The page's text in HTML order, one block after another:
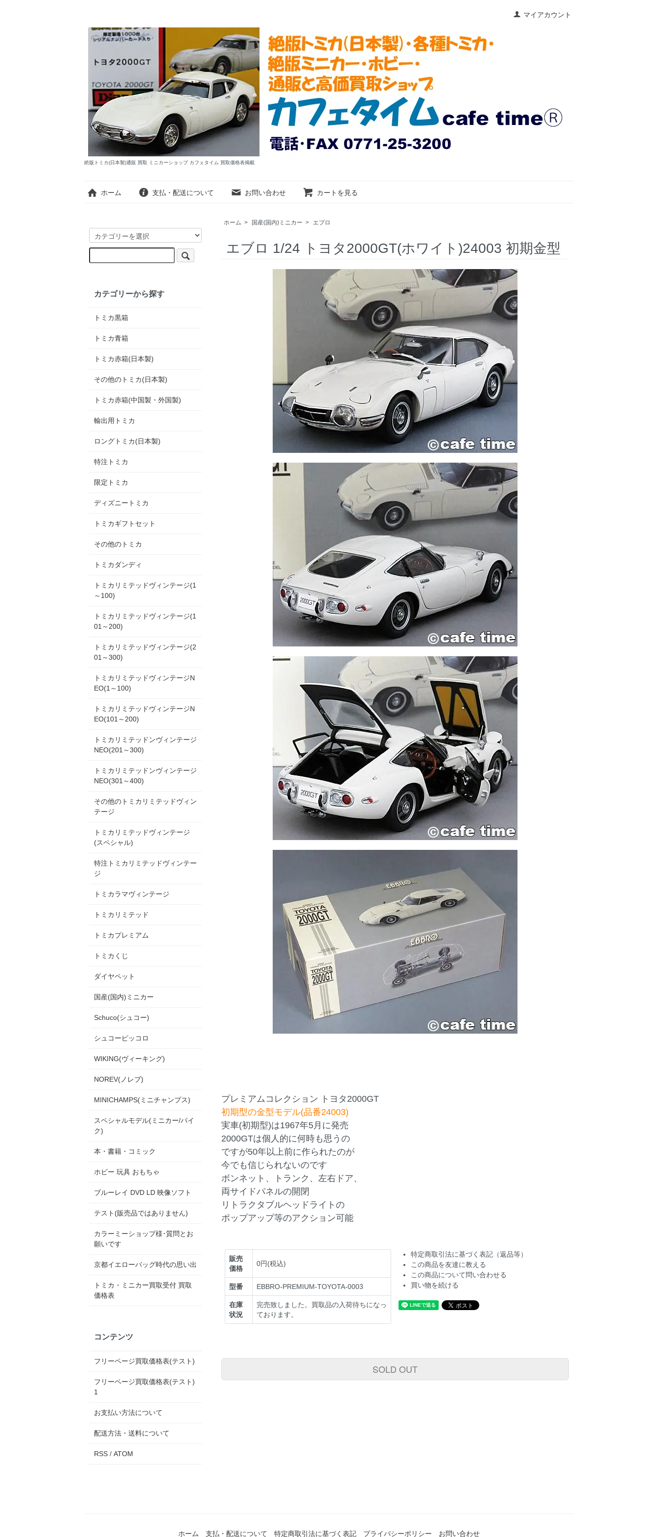
マイアカウント
絶版トミカ(日本製)通販 買取 ミニカーショップ カフェタイム 買取価格表掲載
ホーム 支払・配送について お問い合わせ カートを見る
ホーム > 国産(国内)ミニカー > エブロ
エブロ 1/24 トヨタ2000GT(ホワイト)24003 初期金型
プレミアムコレクション トヨタ2000GT
初期型の金型モデル(品番24003)
実車(初期型)は1967年5月に発売
2000GTは個人的に何時も思うの
ですが50年以上前に作られたのが
今でも信じられないのです
ボンネット、トランク、左右ドア、
両サイドパネルの開閉
リトラクタブルヘッドライトの
ポップアップ等のアクション可能
販売
価格
0円(税込)
型番 EBBRO-PREMIUM-TOYOTA-0003
在庫
状況
完売致しました。買取品の入荷待ちになっ
ております。
特定商取引法に基づく表記（返品等）
この商品を友達に教える
この商品について問い合わせる
買い物を続ける
SOLD OUT
カテゴリーから探す
トミカ黒箱
トミカ青箱
トミカ赤箱(日本製)
その他のトミカ(日本製)
トミカ赤箱(中国製・外国製)
輸出用トミカ
ロングトミカ(日本製)
特注トミカ
限定トミカ
ディズニートミカ
トミカギフトセット
その他のトミカ
トミカダンディ
トミカリミテッドヴィンテージ(1
～100)
トミカリミテッドヴィンテージ(1
01～200)
トミカリミテッドヴィンテージ(2
01～300)
トミカリミテッドヴィンテージN
EO(1～100)
トミカリミテッドヴィンテージN
EO(101～200)
トミカリミテッドンヴィンテージ
NEO(201～300)
トミカリミテッドンヴィンテージ
NEO(301～400)
その他のトミカリミテッドヴィン
テージ
トミカリミテッドヴィンテージ
(スペシャル)
特注トミカリミテッドヴィンテー
ジ
トミカラマヴィンテージ
トミカリミテッド
トミカプレミアム
トミカくじ
ダイヤペット
国産(国内)ミニカー
Schuco(シュコー)
シュコーピッコロ
WIKING(ヴィーキング)
NOREV(ノレブ)
MINICHAMPS(ミニチャンプス)
スペシャルモデル(ミニカー/バイ
ク)
本・書籍・コミック
ホビー 玩具 おもちゃ
ブルーレイ DVD LD 映像ソフト
テスト(販売品ではありません)
カラーミーショップ様･質問とお
願いです
京都イエローバッグ時代の思い出
トミカ・ミニカー買取受付 買取
価格表
コンテンツ
フリーページ買取価格表(テスト)
フリーページ買取価格表(テスト)
1
お支払い方法について
配送方法・送料について
RSS / ATOM
ホーム 支払・配送について 特定商取引法に基づく表記 プライバシーポリシー お問い合わせ